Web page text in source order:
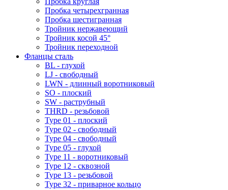
Пробка четырехгранная
Пробка шестигранная
Тройник нержавеющий
Тройник косой 45°
Тройник переходной
Фланцы сталь
BL - глухой
LJ - свободный
LWN - длинный воротниковый
SO - плоский
SW - раструбный
THRD - резьбовой
Type 01 - плоский
Type 02 - свободный
Type 04 - свободный
Type 05 - глухой
Type 11 - воротниковый
Type 12 - сквозной
Type 13 - резьбовой
Type 32 - приварное кольцо